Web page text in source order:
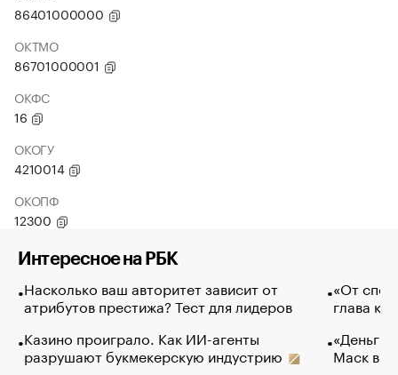
86401000000
ОКТМО
86701000001
ОКФС
16
ОКОГУ
4210014
ОКОПФ
12300
Интересное на РБК
Насколько ваш авторитет зависит от
атрибутов престижа? Тест для лидеров
Казино проиграло. Как ИИ-агенты
разрушают букмекерскую индустрию
«От
глава
«Деньги
Маск в